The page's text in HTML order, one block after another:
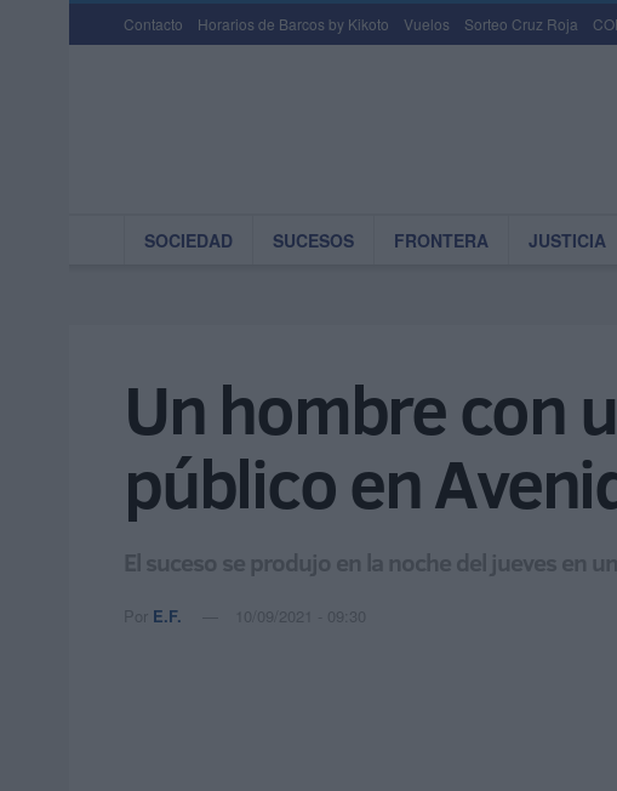
Contacto Horarios de Barcos by Kikoto Vuelos Sorteo Cruz Roja
SOCIEDAD SUCESOS FRONTERA JUSTICIA
Un hombre con
público en
El suceso se produjo en la noche del jueves en
Por E.F. 10/09/2021 - 09:30